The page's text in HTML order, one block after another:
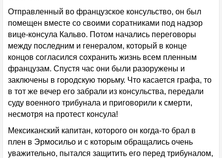
Отправленный во французское консульство, он был
помещен вместе со своими соратниками под надзор
вице-консула Кальво. Потом начались переговоры
между последним и генералом, который в конце
концов согласился сохранить жизнь всем пленным
французам. Спустя час они были разоружены и
заключены в городскую тюрьму. Что касается графа, то
в тот же вечер его забрали из консульства, передали
суду военного трибунала и приговорили к смерти,
несмотря на протест консула!
Мексиканский капитан, которого он когда-то брал в
плен в Эрмосильо и с которым обращались очень
уважительно, пытался защитить его перед трибуналом,